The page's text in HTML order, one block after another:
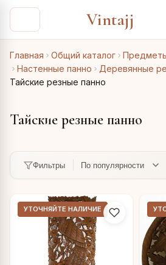
Vintajj
Главная Общий каталог
Настенные панно
Деревянные
Тайские резные панно
Тайские резные панно
Фильтры
УТОЧНЯЙТЕ НАЛИЧИЕ